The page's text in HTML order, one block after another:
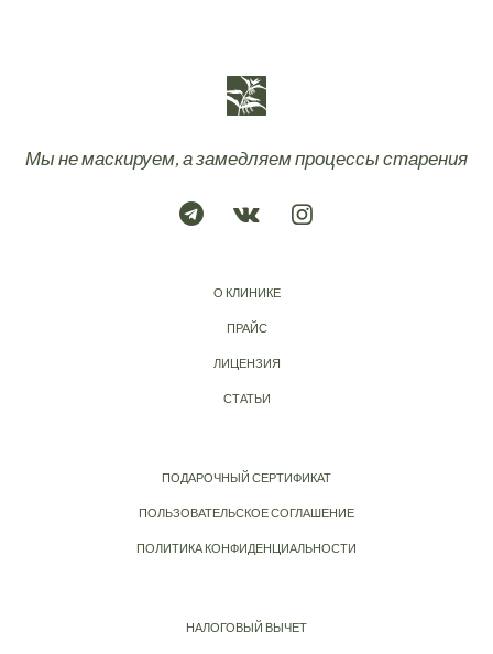
Мы не маскируем, а замедляем процессы старения
О КЛИНИКЕ
ПРАЙС
ЛИЦЕНЗИЯ
СТАТЬИ
ПОДАРОЧНЫЙ СЕРТИФИКАТ
ПОЛЬЗОВАТЕЛЬСКОЕ СОГЛАШЕНИЕ
ПОЛИТИКА КОНФИДЕНЦИАЛЬНОСТИ
НАЛОГОВЫЙ ВЫЧЕТ